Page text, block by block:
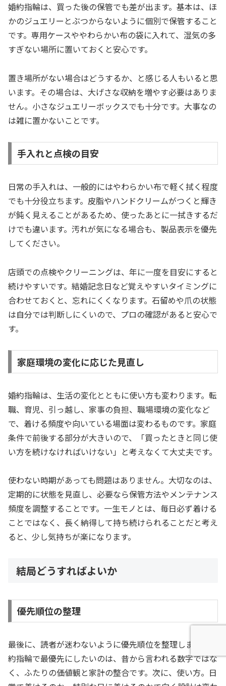
婚約指輪は、買った後の保管でも差が出ます。基本は、ほ
かのジュエリーとぶつからないように個別で保管すること
です。専用ケースややわらかい布の袋に入れて、湿気の多
すぎない場所に置いておくと安心です。
置き場所がない場合はどうするか、と感じる人もいると思
います。その場合は、大げさな収納を増やす必要はありま
せん。小さなジュエリーボックスでも十分です。大事なの
は雑に置かないことです。
手入れと点検の目安
日常の手入れは、一般的にはやわらかい布で軽く拭く程度
でも十分役立ちます。皮脂やハンドクリームがつくと輝き
が鈍く見えることがあるため、使ったあとに一拭きするだ
けでも違います。汚れが気になる場合も、製品表示を優先
してください。
店頭での点検やクリーニングは、年に一度を目安にすると
続けやすいです。結婚記念日など覚えやすいタイミングに
合わせておくと、忘れにくくなります。石留めや爪の状態
は自分では判断しにくいので、プロの確認があると安心で
す。
家庭環境の変化に応じた見直し
婚約指輪は、生活の変化とともに使い方も変わります。転
職、育児、引っ越し、家事の負担、職場環境の変化など
で、着ける頻度や向いている場面は変わるものです。家庭
条件で前後する部分が大きいので、「買ったときと同じ使
い方を続けなければいけない」と考えなくて大丈夫です。
使わない時期があっても問題はありません。大切なのは、
定期的に状態を見直し、必要なら保管方法やメンテナンス
頻度を調整することです。一生モノとは、毎日必ず着ける
ことではなく、長く納得して持ち続けられることだと考え
ると、少し気持ちが楽になります。
結局どうすればよいか
優先順位の整理
最後に、読者が迷わないように優先順位を整理します。婚
約指輪で最優先にしたいのは、昔から言われる数字ではな
く、ふたりの価値観と家計の整合です。次に、使い方。日